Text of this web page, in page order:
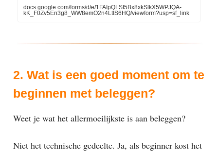
docs.google.com/forms/d/e/1FAIpQLSf5Bx8xkSlkX5WPJQA-
kK_F0Zv5En3g8_WW8emO2n4LtIS6HQ/viewform?usp=sf_link
2. Wat is een goed moment om te
beginnen met beleggen?
Weet je wat het allermoeilijkste is aan beleggen?
Niet het technische gedeelte. Ja, als beginner kost het